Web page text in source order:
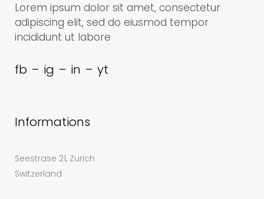
Lorem ipsum dolor sit amet, consectetur
adipiscing elit, sed do eiusmod tempor
incididunt ut labore
fb – ig – in – yt
Informations
Seestrase 21, Zurich
Switzerland